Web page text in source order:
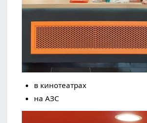
в кинотеатрах
на АЗС